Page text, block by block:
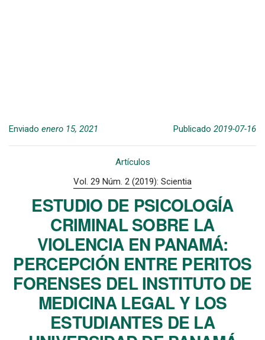
Enviado enero 15, 2021 Publicado 2019-07-16
Artículos
Vol. 29 Núm. 2 (2019): Scientia
ESTUDIO DE PSICOLOGÍA
CRIMINAL SOBRE LA
VIOLENCIA EN PANAMÁ:
PERCEPCIÓN ENTRE PERITOS
FORENSES DEL INSTITUTO DE
MEDICINA LEGAL Y LOS
ESTUDIANTES DE LA